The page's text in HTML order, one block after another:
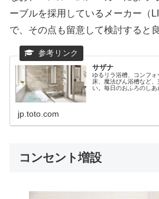
ーブルを採用しているメーカー（
で、その点も留意して検討すると
サザナ
ゆるリラ浴槽、コンフ
床、魔法びん浴槽など
い。毎日のおふろのし
jp.toto.com
コンセント増設